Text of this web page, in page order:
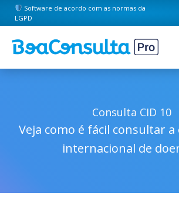
Software de acordo com as normas da
LGPD
Consulta CID 10
Veja como é fácil consultar a
internacional de